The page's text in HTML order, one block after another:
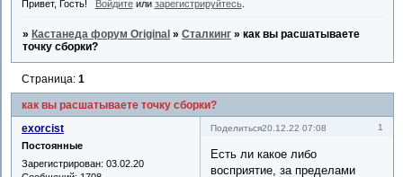
Привет, Гость! Войдитеили зарегистрируйтесь.
» Кастанеда форум Original »Сталкинг »как вы расшатываете
точку сборки?
как вы расшатываете точку сборки?
Страница:1
Поделиться 1
20.12.22 07:08
exorcist
Постоянные
Зарегистрирован: 03.02.20
Есть ли какое либо
восприятие, за пределами